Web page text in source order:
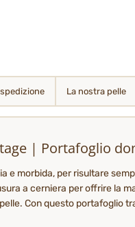
La nostra pelle
| Portafoglio
e morbida, per risultare
a cerniera per offrire la
Con questo portafoglio